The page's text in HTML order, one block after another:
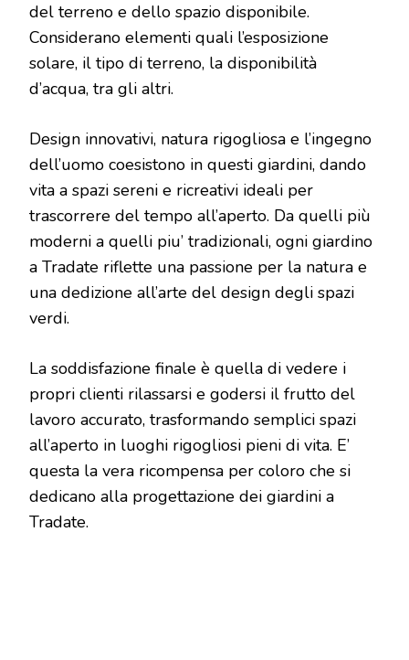
del terreno e dello spazio disponibile.
Considerano elementi quali l’esposizione
solare, il tipo di terreno, la disponibilità
d’acqua, tra gli altri.
Design innovativi, natura rigogliosa e l’ingegno
dell’uomo coesistono in questi giardini, dando
vita a spazi sereni e ricreativi ideali per
trascorrere del tempo all’aperto. Da quelli più
moderni a quelli piu’ tradizionali, ogni giardino
a Tradate riflette una passione per la natura e
una dedizione all’arte del design degli spazi
verdi.
La soddisfazione finale è quella di vedere i
propri clienti rilassarsi e godersi il frutto del
lavoro accurato, trasformando semplici spazi
all’aperto in luoghi rigogliosi pieni di vita. E’
questa la vera ricompensa per coloro che si
dedicano alla progettazione dei giardini a
Tradate.